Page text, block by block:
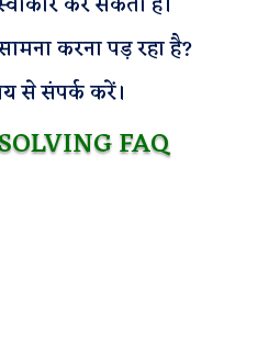
करना पड़ रहा है?
से संपर्क करें।
FAQ